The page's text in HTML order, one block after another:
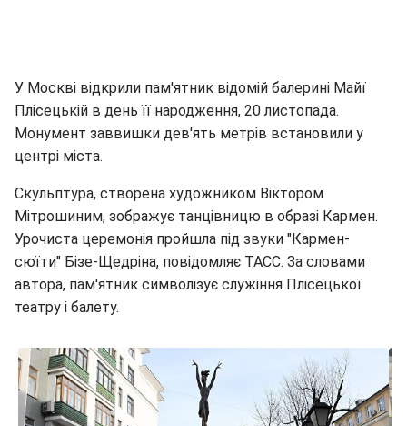
У Москві відкрили пам'ятник відомій балерині Майї
Плісецькій в день її народження, 20 листопада.
Монумент заввишки дев'ять метрів встановили у
центрі міста.
Скульптура, створена художником Віктором
Мітрошиним, зображує танцівницю в образі Кармен.
Урочиста церемонія пройшла під звуки "Кармен-
сюїти" Бізе-Щедріна, повідомляє ТАСС. За словами
автора, пам'ятник символізує служіння Плісецької
театру і балету.